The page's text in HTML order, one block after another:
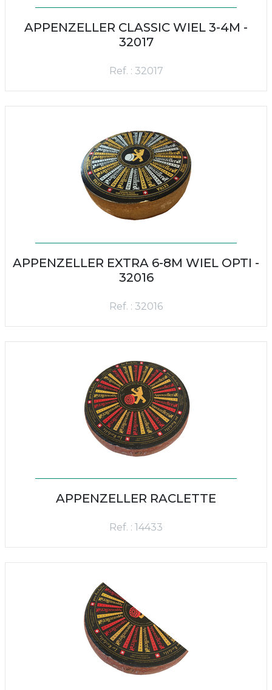
APPENZELLER CLASSIC WIEL 3-4M -
32017
Ref. : 32017
APPENZELLER EXTRA 6-8M WIEL OPTI -
32016
Ref. : 32016
APPENZELLER RACLETTE
Ref. : 14433